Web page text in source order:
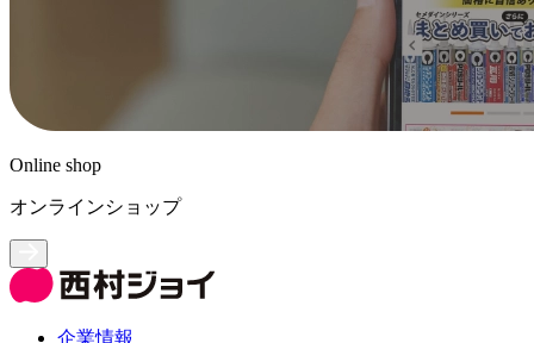
Online shop
オンラインショップ
企業情報